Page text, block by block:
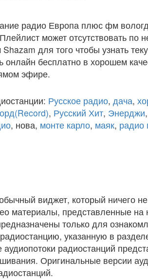
радио Европа плюс фм
может отсутствовать по
Shazam для того чтобы узнать
онлайн бесплатно в хорошем
эфире.
Русское радио, дача,
, Русский Хит, Энерджи,
, нова, монте карло, маяк, радио
виджет, который ничего
материалы, представленные
только для
указанную в
аудиопотоки радиостанций
Оригинальные версии